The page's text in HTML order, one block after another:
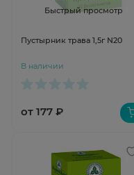
Быстрый просмотр
Пустырник трава 1,5г N20
В наличии
от 177 ₽